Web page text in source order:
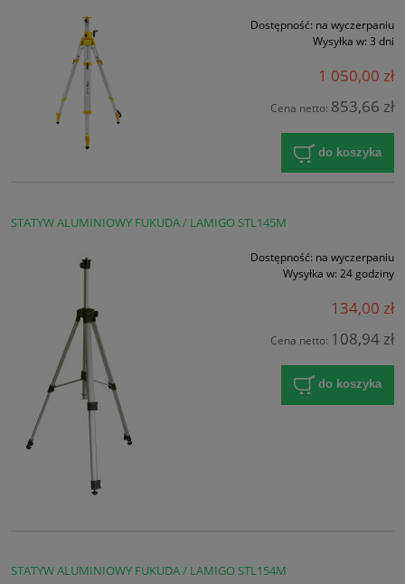
Dostępność: na wyczerpaniu
Wysyłka w: 3 dni
1 050,00 zł
Cena netto: 853,66 zł
do koszyka
STATYW ALUMINIOWY FUKUDA / LAMIGO STL145M
Dostępność: na wyczerpaniu
Wysyłka w: 24 godziny
134,00 zł
Cena netto: 108,94 zł
do koszyka
STATYW ALUMINIOWY FUKUDA / LAMIGO STL154M